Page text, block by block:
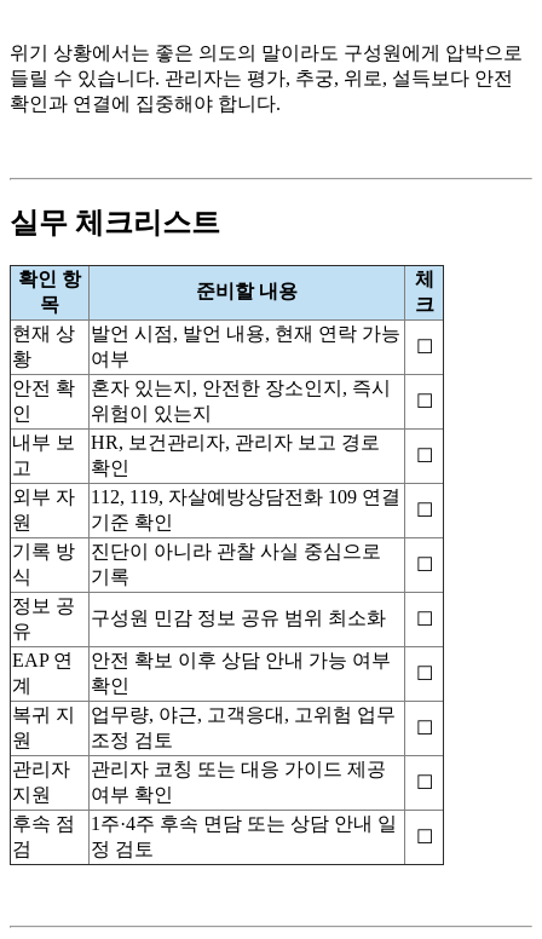
위기 상황에서는 좋은 의도의 말이라도 구성원에게 압박으로
들릴 수 있습니다. 관리자는 평가, 추궁, 위로, 설득보다 안전
확인과 연결에 집중해야 합니다.
실무 체크리스트
확인 항
목
준비할 내용
체
크
현재 상
황
발언 시점, 발언 내용, 현재 연락 가능
여부
☐
안전 확
인
혼자 있는지, 안전한 장소인지, 즉시
위험이 있는지
☐
내부 보
고
HR, 보건관리자, 관리자 보고 경로
확인
☐
외부 자
원
112, 119, 자살예방상담전화 109 연결
기준 확인
☐
기록 방
식
진단이 아니라 관찰 사실 중심으로
기록
☐
정보 공
유
구성원 민감 정보 공유 범위 최소화
☐
EAP 연
계
안전 확보 이후 상담 안내 가능 여부
확인
☐
복귀 지
원
업무량, 야근, 고객응대, 고위험 업무
조정 검토
☐
관리자
지원
관리자 코칭 또는 대응 가이드 제공
여부 확인
☐
후속 점
검
1주·4주 후속 면담 또는 상담 안내 일
정 검토
☐